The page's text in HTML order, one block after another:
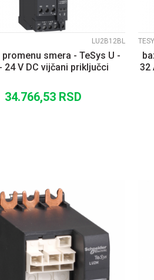
LU2B12BL
smera - TeSys U -
24 V DC vijčani priključci
34.766,53 RSD
32
UPOREDI